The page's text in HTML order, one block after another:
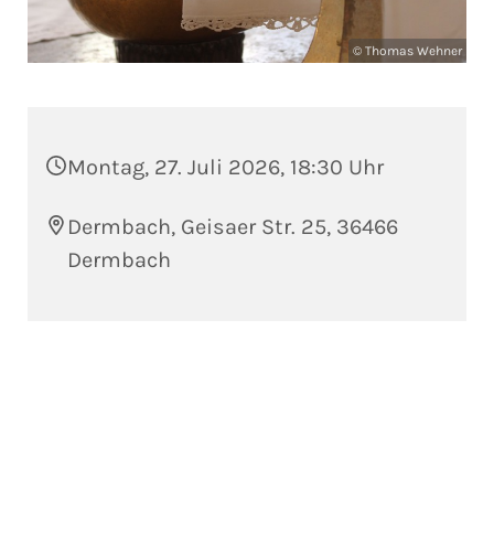
© Thomas Wehner
Montag, 27. Juli 2026, 18:30 Uhr
Dermbach, Geisaer Str. 25, 36466
Dermbach